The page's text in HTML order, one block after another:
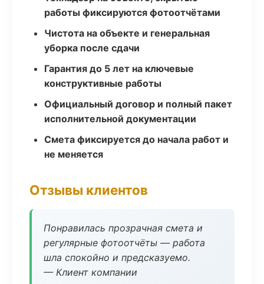
работы фиксируются фотоотчётами
Чистота на объекте и генеральная
уборка после сдачи
Гарантия до 5 лет на ключевые
конструктивные работы
Официальный договор и полный пакет
исполнительной документации
Смета фиксируется до начала работ и
не меняется
Отзывы клиентов
Понравилась прозрачная смета и
регулярные фотоотчёты — работа
шла спокойно и предсказуемо.
— Клиент компании